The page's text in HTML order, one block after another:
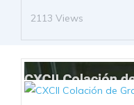
2113 Views